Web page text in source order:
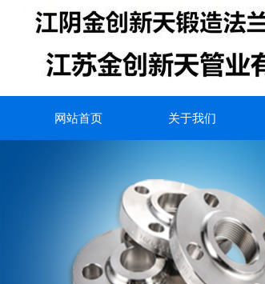
网站首页 关于我们